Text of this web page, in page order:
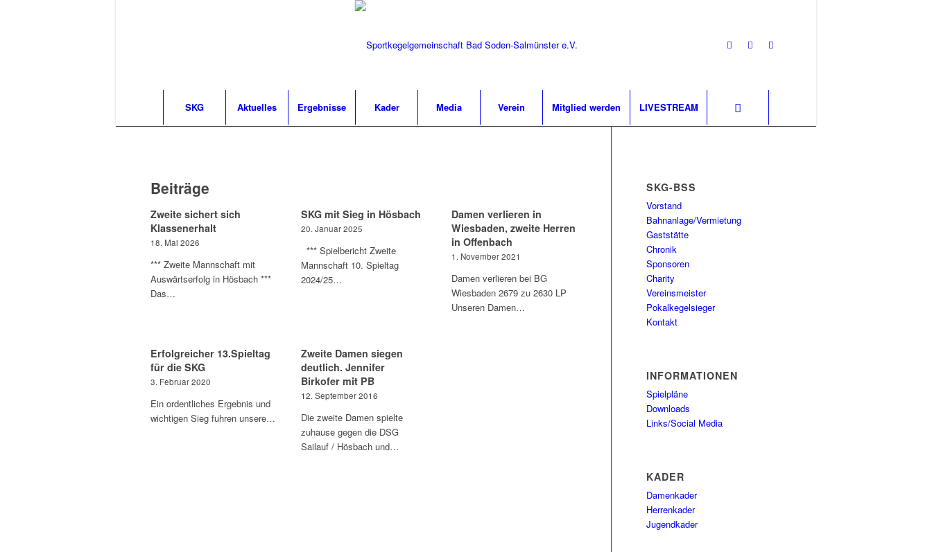
SKG Aktuelles Ergebnisse Kader Media Verein Mitglied werden LIVESTREAM
Beiträge
Zweite sichert sich
Klassenerhalt
18. Mai 2026
*** Zweite Mannschaft mit
Auswärtserfolg in Hösbach ***
Das…
SKG mit Sieg in Hösbach
20. Januar 2025
*** Spielbericht Zweite
Mannschaft 10. Spieltag
2024/25…
Damen verlieren in
Wiesbaden, zweite Herren
in Offenbach
1. November 2021
Damen verlieren bei BG
Wiesbaden 2679 zu 2630 LP
Unseren Damen…
Erfolgreicher 13.Spieltag
für die SKG
3. Februar 2020
Ein ordentliches Ergebnis und
wichtigen Sieg fuhren unsere…
Zweite Damen siegen
deutlich. Jennifer
Birkofer mit PB
12. September 2016
Die zweite Damen spielte
zuhause gegen die DSG
Sailauf / Hösbach und…
SKG-BSS
Vorstand
Bahnanlage/Vermietung
Gaststätte
Chronik
Sponsoren
Charity
Vereinsmeister
Pokalkegelsieger
Kontakt
INFORMATIONEN
Spielpläne
Downloads
Links/Social Media
KADER
Damenkader
Herrenkader
Jugendkader